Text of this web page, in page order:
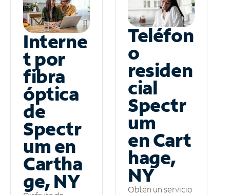
Interne
t por
fibra
óptica
de
Spectr
um en
Cartha
ge, NY
Teléfon
o
residen
cial
Spectr
um
en Cart
hage,
NY
Obtén un servicio